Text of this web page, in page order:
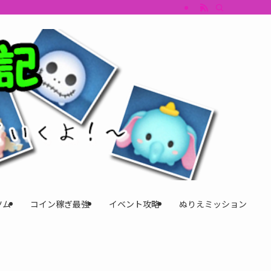
ム・キャラ評価も丁寧に解説。ツムツムイベント、ツムツム攻略、ツムツ
ム コイン稼ぎ最強 イベント攻略 ぬりえミッション